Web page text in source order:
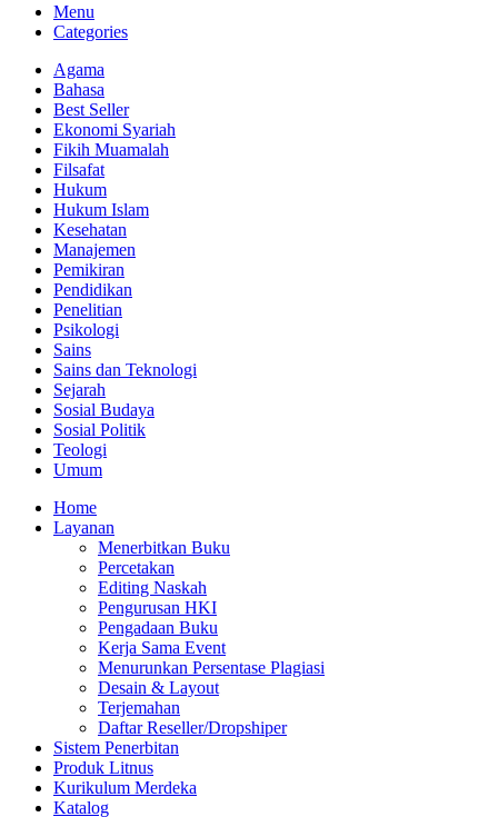
Menu
Categories
Agama
Bahasa
Best Seller
Ekonomi Syariah
Fikih Muamalah
Filsafat
Hukum
Hukum Islam
Kesehatan
Manajemen
Pemikiran
Pendidikan
Penelitian
Psikologi
Sains
Sains dan Teknologi
Sejarah
Sosial Budaya
Sosial Politik
Teologi
Umum
Home
Layanan
Menerbitkan Buku
Percetakan
Editing Naskah
Pengurusan HKI
Pengadaan Buku
Kerja Sama Event
Menurunkan Persentase Plagiasi
Desain & Layout
Terjemahan
Daftar Reseller/Dropshiper
Sistem Penerbitan
Produk Litnus
Kurikulum Merdeka
Katalog